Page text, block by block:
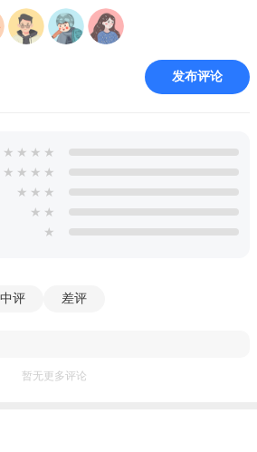
格不限，可随心搭配服饰，打造个性化
玩法，添加好友互访店铺、借用店
比赛、副本挑战、节日限定活动，兑换
发布评论
★ ★ ★ ★
★ ★ ★ ★
★ ★ ★
★ ★
★
中评 差评
暂无更多评论